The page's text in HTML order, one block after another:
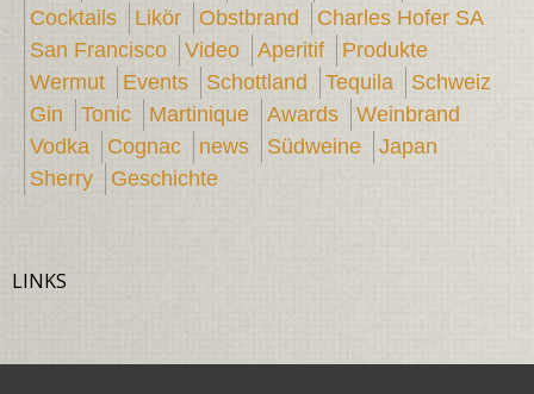
Cocktails
Likör Obstbrand
Charles Hofer SA
San Francisco
Video Aperitif
Produkte
Wermut
Events Schottland Tequila
Schweiz
Gin
Tonic Martinique Awards
Weinbrand
Vodka
Cognac news Südweine
Japan
Sherry
Geschichte
LINKS